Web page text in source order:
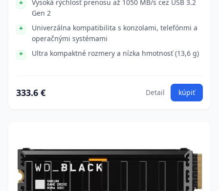
Vysoká rýchlosť prenosu až 1050 MB/s cez USB 3.2
Gen 2
Univerzálna kompatibilita s konzolami, telefónmi a
operačnými systémami
Ultra kompaktné rozmery a nízka hmotnosť (13,6 g)
333.6 € Detail kúpiť